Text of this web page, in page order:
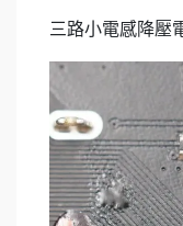
三路小電感降壓